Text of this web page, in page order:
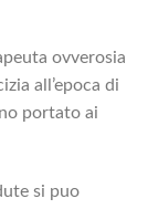
ovverosia
all’epoca di
portato ai
si puo